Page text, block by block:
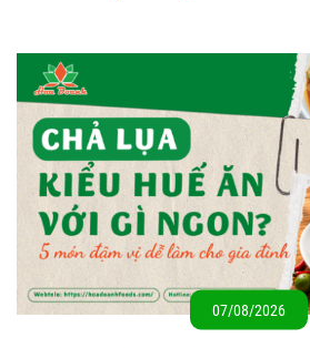
07/08/2026